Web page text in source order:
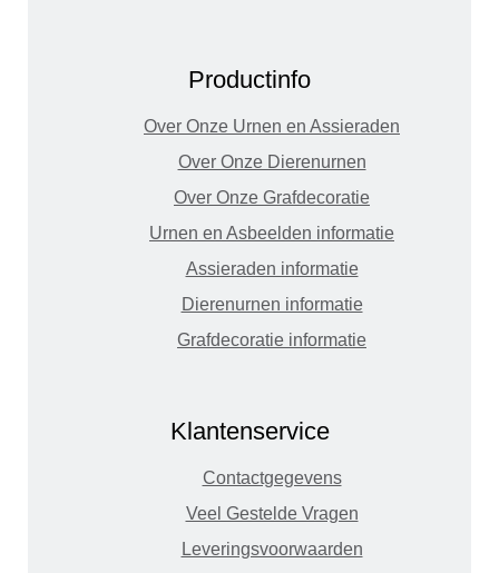
Productinfo
Over Onze Urnen en Assieraden
Over Onze Dierenurnen
Over Onze Grafdecoratie
Urnen en Asbeelden informatie
Assieraden informatie
Dierenurnen informatie
Grafdecoratie informatie
Klantenservice
Contactgegevens
Veel Gestelde Vragen
Leveringsvoorwaarden